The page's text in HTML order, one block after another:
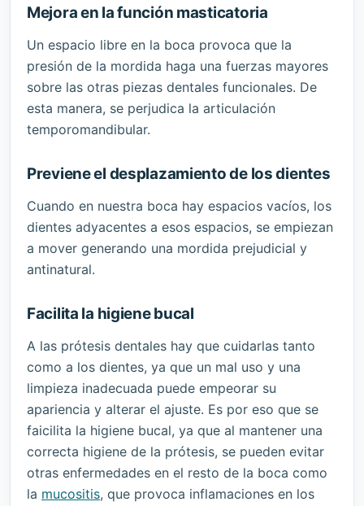
Mejora en la función masticatoria
Un espacio libre en la boca provoca que la
presión de la mordida haga una fuerzas mayores
sobre las otras piezas dentales funcionales. De
esta manera, se perjudica la articulación
temporomandibular.
Previene el desplazamiento de los dientes
Cuando en nuestra boca hay espacios vacíos, los
dientes adyacentes a esos espacios, se empiezan
a mover generando una mordida prejudicial y
antinatural.
Facilita la higiene bucal
A las prótesis dentales hay que cuidarlas tanto
como a los dientes, ya que un mal uso y una
limpieza inadecuada puede empeorar su
apariencia y alterar el ajuste. Es por eso que se
faicilita la higiene bucal, ya que al mantener una
correcta higiene de la prótesis, se pueden evitar
otras enfermedades en el resto de la boca como
la mucositis, que provoca inflamaciones en los